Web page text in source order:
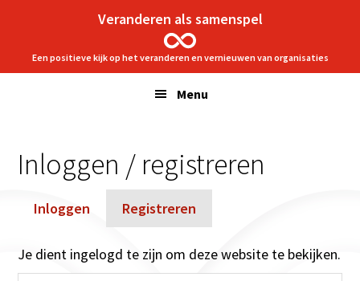
hoofdnavigatie
hoofd
Veranderen als samenspel
Een positieve kijk op het veranderen en vernieuwen van organisaties
Menu
Inloggen / registreren
Inloggen Registreren
Je dient ingelogd te zijn om deze website te bekijken.